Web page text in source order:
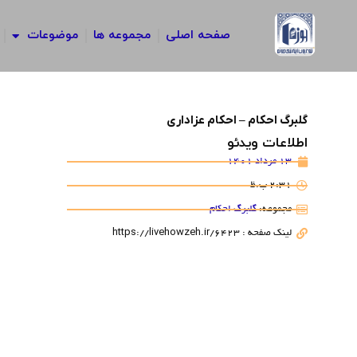
صفحه اصلی مجموعه ها موضوعات
گلبرگ احکام – احکام عزاداری
اطلاعات ویدئو
13 مرداد 1401
2:31 ب.ظ
مجموعه:گلبرگ احکام
لینک صفحه : https://livehowzeh.ir/6423